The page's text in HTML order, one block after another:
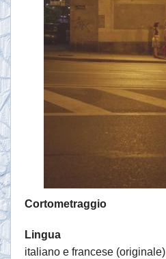
Cortometraggio
Lingua
italiano e francese (originale)